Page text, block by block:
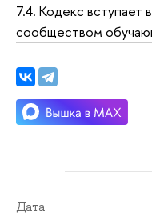
7.4. Кодекс вступает
сообществом
Дата